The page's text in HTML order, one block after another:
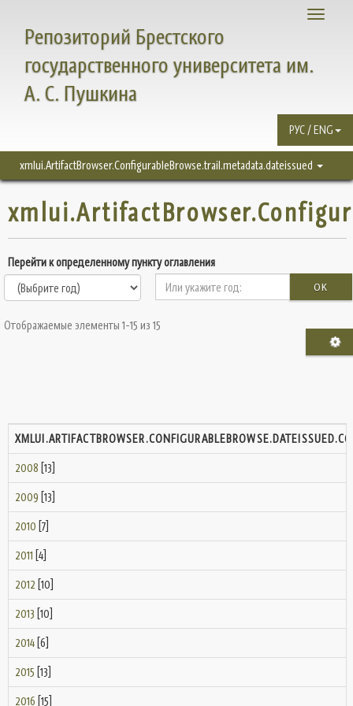
Toggle
Репозиторий Брестского
государственного университета им.
А. С. Пушкина
РУС / ENG
xmlui.ArtifactBrowser.ConfigurableBrowse.trail.metadata.dateissued
Перейти к определенному пункту оглавления
OK
Отображаемые элементы 1-15 из 15
2008 [13]
2009 [13]
2010 [7]
2011 [4]
2012 [10]
2013 [10]
2014 [6]
2015 [13]
2016 [15]